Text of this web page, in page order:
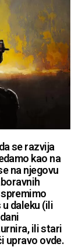
se razvija
kao na
na njegovu
u daleku (ili
ili stari
upravo ovde.